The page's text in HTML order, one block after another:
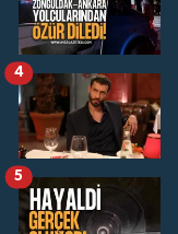
4
5